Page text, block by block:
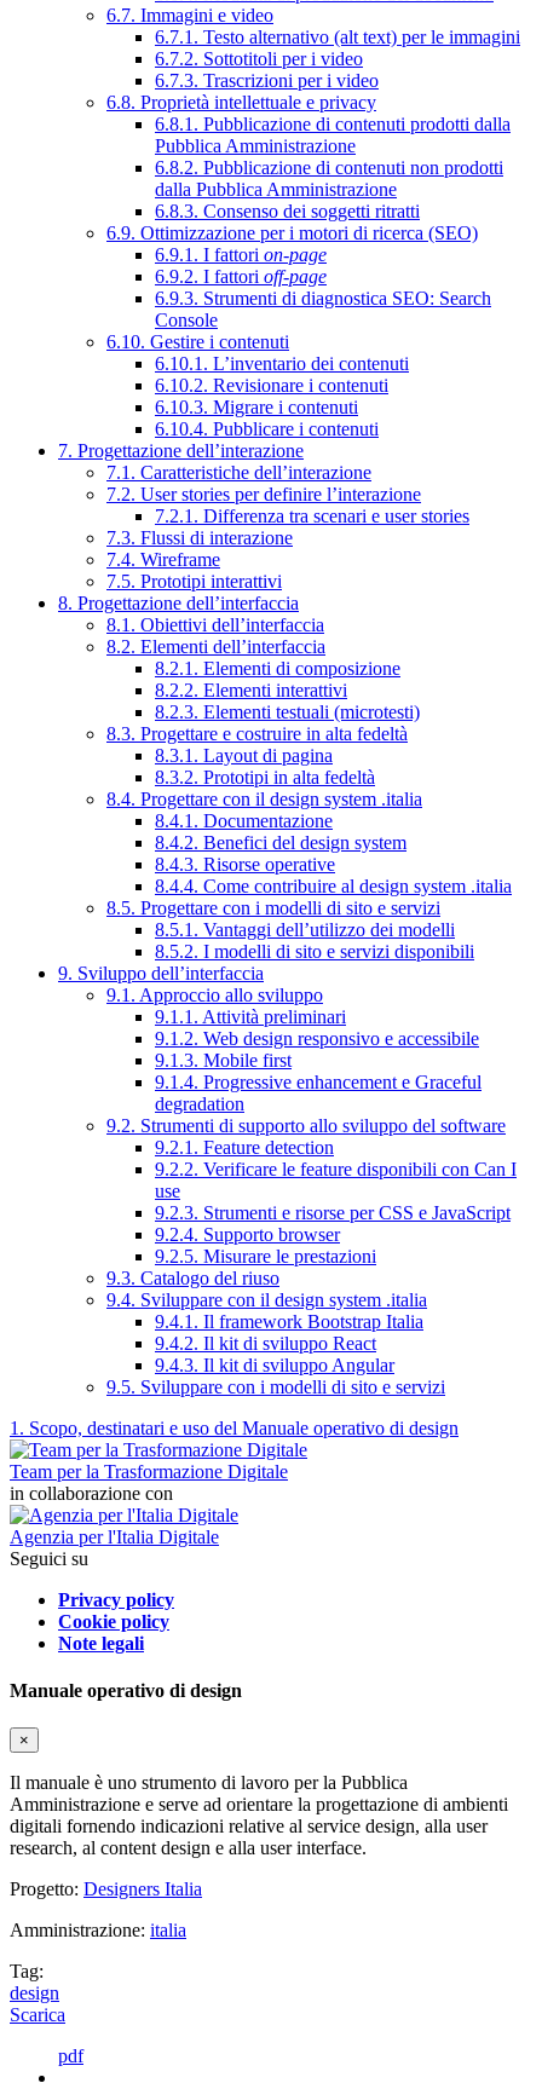
6.7. Immagini e video
6.7.1. Testo alternativo (alt text) per le immagini
6.7.2. Sottotitoli per i video
6.7.3. Trascrizioni per i video
6.8. Proprietà intellettuale e privacy
6.8.1. Pubblicazione di contenuti prodotti dalla
Pubblica Amministrazione
6.8.2. Pubblicazione di contenuti non prodotti
dalla Pubblica Amministrazione
6.8.3. Consenso dei soggetti ritratti
6.9. Ottimizzazione per i motori di ricerca (SEO)
6.9.1. I fattori on-page
6.9.2. I fattori off-page
6.9.3. Strumenti di diagnostica SEO: Search
Console
6.10. Gestire i contenuti
6.10.1. L’inventario dei contenuti
6.10.2. Revisionare i contenuti
6.10.3. Migrare i contenuti
6.10.4. Pubblicare i contenuti
7. Progettazione dell’interazione
7.1. Caratteristiche dell’interazione
7.2. User stories per definire l’interazione
7.2.1. Differenza tra scenari e user stories
7.3. Flussi di interazione
7.4. Wireframe
7.5. Prototipi interattivi
8. Progettazione dell’interfaccia
8.1. Obiettivi dell’interfaccia
8.2. Elementi dell’interfaccia
8.2.1. Elementi di composizione
8.2.2. Elementi interattivi
8.2.3. Elementi testuali (microtesti)
8.3. Progettare e costruire in alta fedeltà
8.3.1. Layout di pagina
8.3.2. Prototipi in alta fedeltà
8.4. Progettare con il design system .italia
8.4.1. Documentazione
8.4.2. Benefici del design system
8.4.3. Risorse operative
8.4.4. Come contribuire al design system .italia
8.5. Progettare con i modelli di sito e servizi
8.5.1. Vantaggi dell’utilizzo dei modelli
8.5.2. I modelli di sito e servizi disponibili
9. Sviluppo dell’interfaccia
9.1. Approccio allo sviluppo
9.1.1. Attività preliminari
9.1.2. Web design responsivo e accessibile
9.1.3. Mobile first
9.1.4. Progressive enhancement e Graceful
degradation
9.2. Strumenti di supporto allo sviluppo del software
9.2.1. Feature detection
9.2.2. Verificare le feature disponibili con Can I
use
9.2.3. Strumenti e risorse per CSS e JavaScript
9.2.4. Supporto browser
9.2.5. Misurare le prestazioni
9.3. Catalogo del riuso
9.4. Sviluppare con il design system .italia
9.4.1. Il framework Bootstrap Italia
9.4.2. Il kit di sviluppo React
9.4.3. Il kit di sviluppo Angular
9.5. Sviluppare con i modelli di sito e servizi
1. Scopo, destinatari e uso del Manuale operativo di design
Team per la Trasformazione Digitale
in collaborazione con
Agenzia per l'Italia Digitale
Seguici su
Privacy policy
Cookie policy
Note legali
Manuale operativo di design
×
Il manuale è uno strumento di lavoro per la Pubblica
Amministrazione e serve ad orientare la progettazione di ambienti
digitali fornendo indicazioni relative al service design, alla user
research, al content design e alla user interface.
Progetto: Designers Italia
Amministrazione: italia
Tag:
design
Scarica
pdf